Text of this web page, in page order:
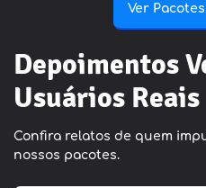
Ver
Depoimentos
Usuários Reais
Confira relatos de quem
nossos pacotes.